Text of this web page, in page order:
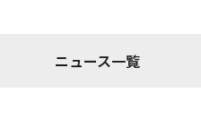
ニュース一覧